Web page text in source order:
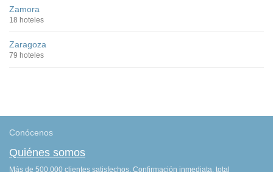
Zamora
18 hoteles
Zaragoza
79 hoteles
Conócenos
Quiénes somos
Más de 500.000 clientes satisfechos. Confirmación inmediata, total